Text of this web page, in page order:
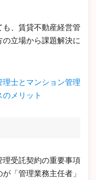
、賃貸不動産経営管
立場から課題解決に
士とマンション管理
メリット
受託契約の重要事項
「管理業務主任者」